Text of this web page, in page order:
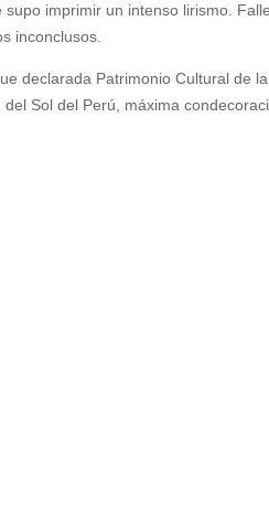
supo imprimir un intenso lirismo.
inconclusos.
declarada Patrimonio Cultural de
Sol del Perú, máxima